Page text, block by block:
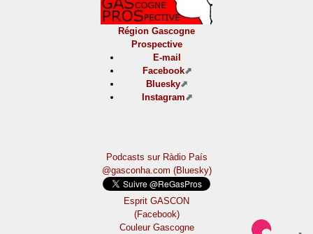
Région Gascogne
Prospective
E-mail
Facebook
Bluesky
Instagram
Podcasts sur Ràdio País
@gasconha.com (Bluesky)
Esprit GASCON
(Facebook)
Couleur Gascogne